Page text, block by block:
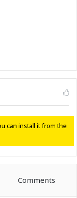
can install it from the
Comments